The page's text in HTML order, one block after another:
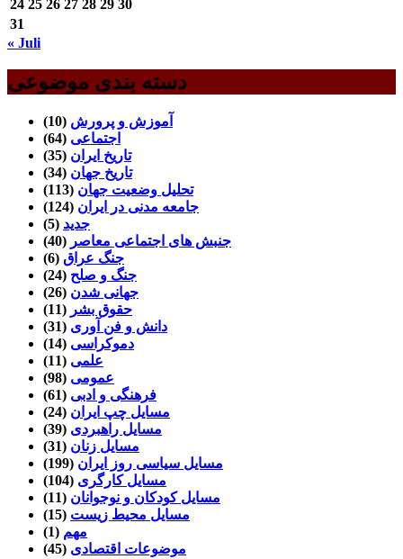
24 25 26 27 28 29 30
31
« Juli
دسته بندی موضوعی
آموزش و پرورش (10)
اجتماعی (64)
تاریخ ایران (35)
تاریخ جهان (34)
تحلیل وضعیت جهان (113)
جامعه مدنی در ایران (124)
جدید (5)
جنبش های اجتماعی معاصر (40)
جنگ عراق (6)
جنگ و صلح (24)
جهانی شدن (26)
حقوق بشر (11)
دانش و فن آوری (31)
دموکراسی (14)
علمی (11)
عمومی (98)
فرهنگی و ادبی (61)
مسایل چپ ایران (24)
مسایل راهبردی (39)
مسایل زنان (31)
مسایل سیاسی روز ایران (199)
مسایل کارگری (104)
مسایل کودکان و نوجوانان (11)
مسایل محیط زیست (15)
مهم (1)
موضوعات اقتصادی (45)